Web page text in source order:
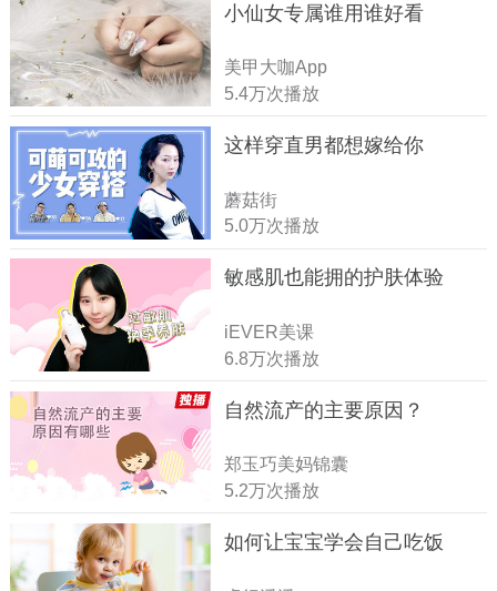
小仙女专属谁用谁好看
美甲大咖App
5.4万次播放
这样穿直男都想嫁给你
蘑菇街
5.0万次播放
敏感肌也能拥的护肤体验
iEVER美课
6.8万次播放
自然流产的主要原因？
郑玉巧美妈锦囊
5.2万次播放
如何让宝宝学会自己吃饭